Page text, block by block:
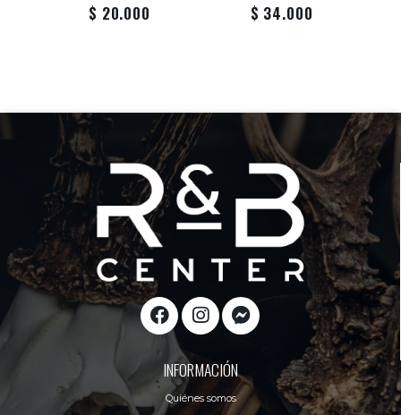
$ 20.000 $ 34.000
INFORMACIÓN
Quiénes somos